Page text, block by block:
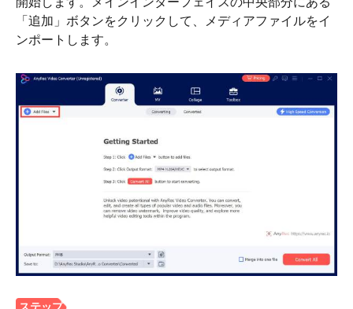
「追加」ボタンをクリックして、メディアファイルをイ
ンポートします。